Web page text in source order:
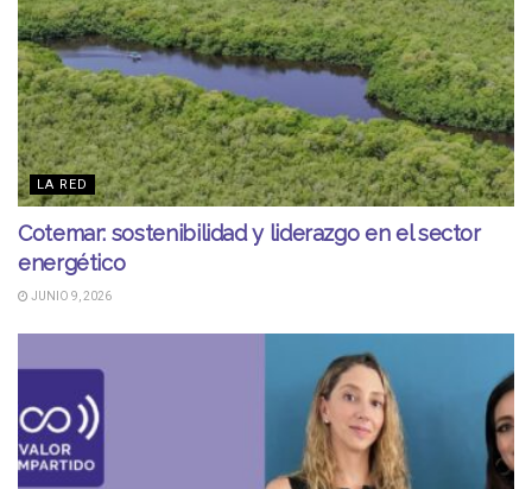
LA RED
Cotemar: sostenibilidad y liderazgo en el sector
energético
JUNIO 9, 2026